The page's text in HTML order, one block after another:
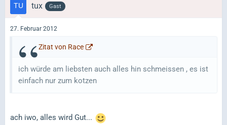
tux Gast
27. Februar 2012
Zitat von Race
ich würde am liebsten auch alles hin schmeissen , es ist
einfach nur zum kotzen
ach iwo, alles wird Gut...